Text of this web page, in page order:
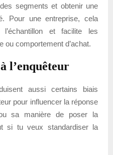
segments et obtenir une
Pour une entreprise, cela
et facilite les
ou comportement d’achat.
l’enquêteur
aussi certains biais
pour influencer la réponse
sa manière de poser la
si tu veux standardiser la